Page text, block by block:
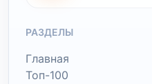
РАЗДЕЛЫ
Главная
Топ-100